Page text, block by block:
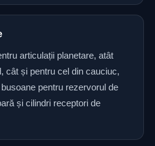
articulații planetare, atât
cât și pentru cel din cauciuc,
pentru rezervorul de
și cilindri receptori de